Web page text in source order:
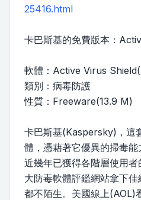
25416.html
卡巴斯基的免費版本：
軟體：Active Virus
類別：病毒防護
性質：Freeware(13.9 M)
卡巴斯基(Kaspersky)，這
體，憑藉著它優異的掃毒能
近幾年已獲得各階層使用
大防毒軟體評鑑網站拿下
都不陌生。美國線上(AOL)